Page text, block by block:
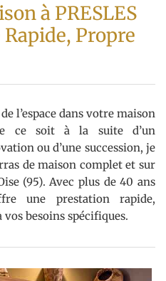
à PRESLES
Propre
l’espace dans votre maison
ce soit à la suite d’un
ou d’une succession, je
de maison complet et sur
(95). Avec plus de 40 ans
une prestation rapide,
besoins spécifiques.